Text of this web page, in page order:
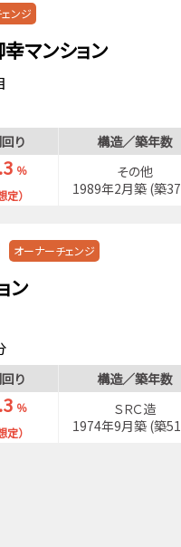
ンジ
マンション
り 構造／築年数
％
定）
その他
1989年2月築 (築
オーナーチェンジ
ン
り 構造／築年数
％
定）
ＳＲＣ造
1974年9月築 (築